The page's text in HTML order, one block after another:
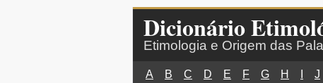
Dicionário
Etimologia e Origem das
A B C D E F G H J